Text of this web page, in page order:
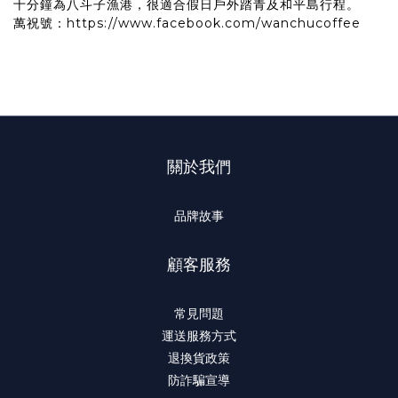
十分鐘為八斗子漁港，很適合假日戶外踏青及和平島行程。
萬祝號： https://www.facebook.com/wanchucoffee
關於我們
品牌故事
顧客服務
常見問題
運送服務方式
退換貨政策
防詐騙宣導